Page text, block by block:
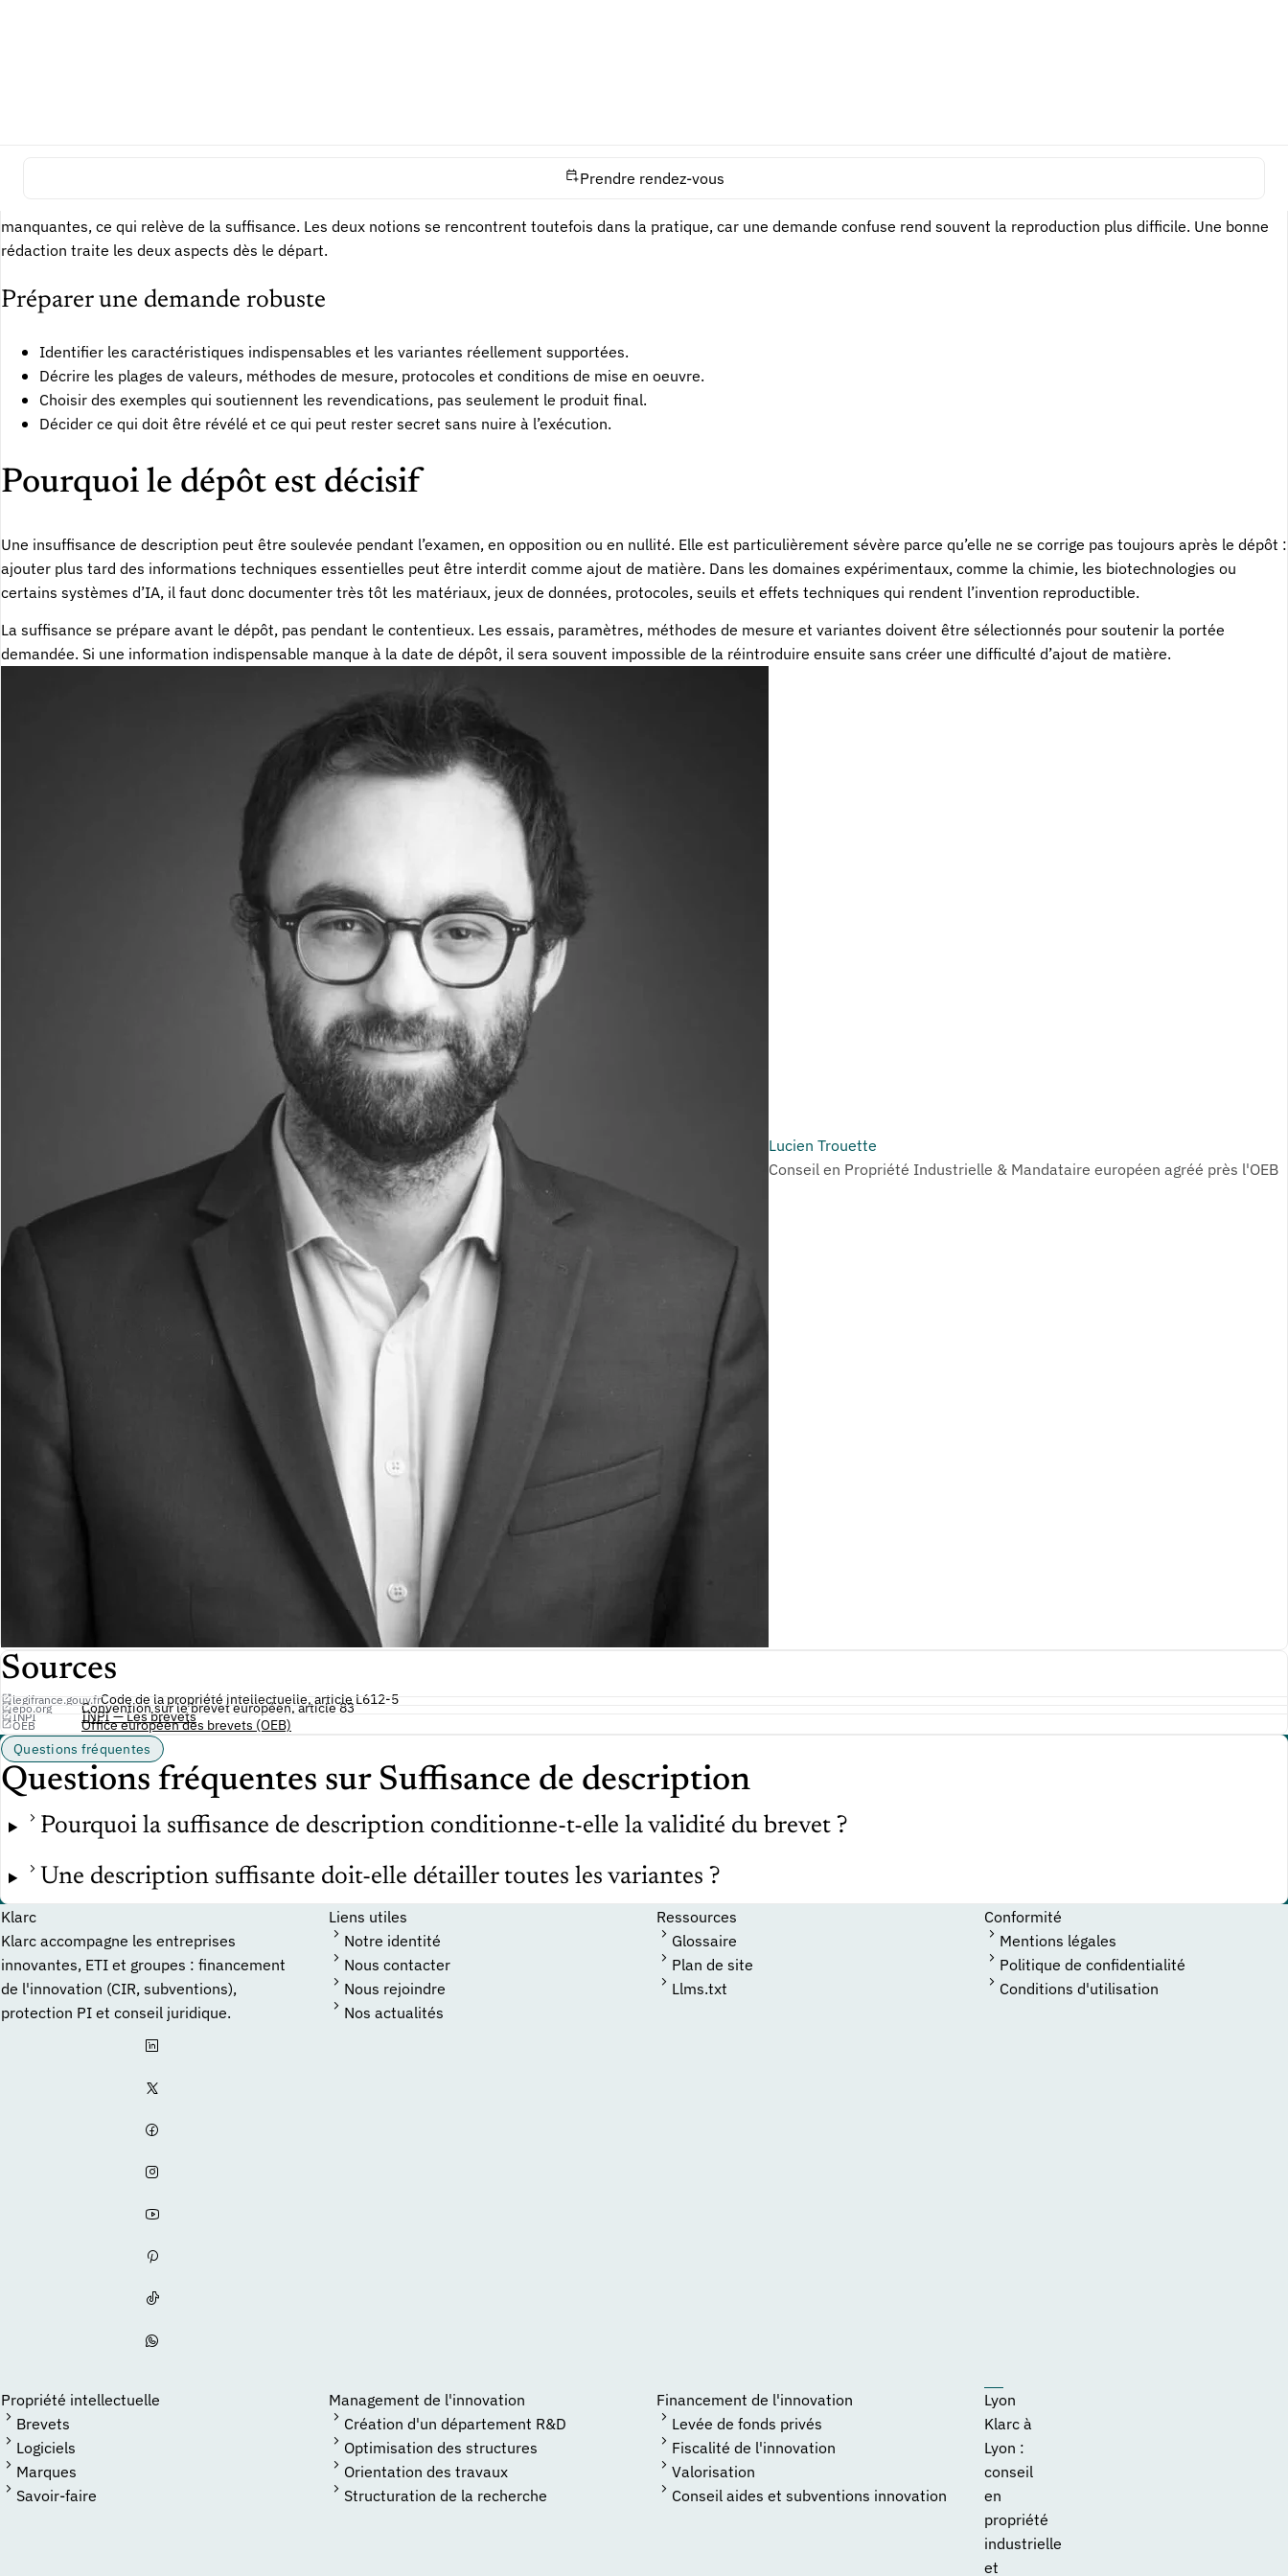
Prendre rendez-vous
manquantes, ce qui relève de la suffisance. Les deux notions se rencontrent toutefois dans la pratique, car une demande confuse rend souvent la reproduction plus difficile. Une bonne
rédaction traite les deux aspects dès le départ.
Préparer une demande robuste
Identifier les caractéristiques indispensables et les variantes réellement supportées.
Décrire les plages de valeurs, méthodes de mesure, protocoles et conditions de mise en oeuvre.
Choisir des exemples qui soutiennent les revendications, pas seulement le produit final.
Décider ce qui doit être révélé et ce qui peut rester secret sans nuire à l’exécution.
Pourquoi le dépôt est décisif
Une insuffisance de description peut être soulevée pendant l’examen, en opposition ou en nullité. Elle est particulièrement sévère parce qu’elle ne se corrige pas toujours après le dépôt :
ajouter plus tard des informations techniques essentielles peut être interdit comme ajout de matière. Dans les domaines expérimentaux, comme la chimie, les biotechnologies ou
certains systèmes d’IA, il faut donc documenter très tôt les matériaux, jeux de données, protocoles, seuils et effets techniques qui rendent l’invention reproductible.
La suffisance se prépare avant le dépôt, pas pendant le contentieux. Les essais, paramètres, méthodes de mesure et variantes doivent être sélectionnés pour soutenir la portée
demandée. Si une information indispensable manque à la date de dépôt, il sera souvent impossible de la réintroduire ensuite sans créer une difficulté d’ajout de matière.
Lucien Trouette
Conseil en Propriété Industrielle & Mandataire européen agréé près l'OEB
Sources
legifrance.gouv.frCode de la propriété intellectuelle, article L612-5
epo.org Convention sur le brevet européen, article 83
INPI INPI — Les brevets
OEB
Office européen des brevets (OEB)
Questions fréquentes
Questions fréquentes sur Suffisance de description
Pourquoi la suffisance de description conditionne-t-elle la validité du brevet ?
Une description suffisante doit-elle détailler toutes les variantes ?
Klarc
Klarc accompagne les entreprises
innovantes, ETI et groupes : financement
de l'innovation (CIR, subventions),
protection PI et conseil juridique.
Liens utiles
Notre identité
Nous contacter
Nous rejoindre
Nos actualités
Ressources
Glossaire
Plan de site
Llms.txt
Conformité
Mentions légales
Politique de confidentialité
Conditions d'utilisation
Propriété intellectuelle
Brevets
Logiciels
Marques
Savoir-faire
Management de l'innovation
Création d'un département R&D
Optimisation des structures
Orientation des travaux
Structuration de la recherche
Financement de l'innovation
Levée de fonds privés
Fiscalité de l'innovation
Valorisation
Conseil aides et subventions innovation
Lyon
Klarc à
Lyon :
conseil
en
propriété
industrielle
et